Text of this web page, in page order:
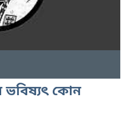
ভবিষ্যৎ কোন